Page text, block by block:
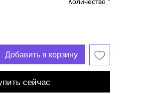
Добавить в корзину
сейчас